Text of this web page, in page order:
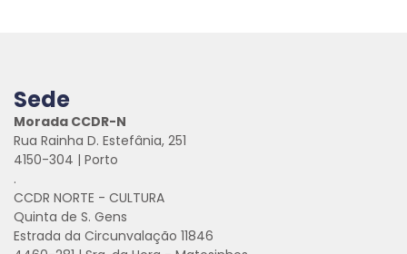
Sede
Morada CCDR-N
Rua Rainha D. Estefânia, 251
4150-304 | Porto
.
CCDR NORTE - CULTURA
Quinta de S. Gens
Estrada da Circunvalação 11846